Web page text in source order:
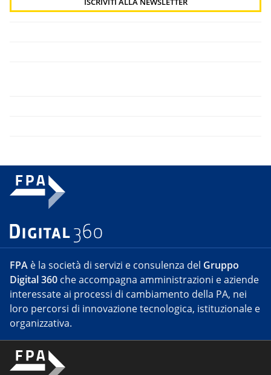
FPA è la società di servizi e consulenza del Gruppo
Digital 360 che accompagna amministrazioni e aziende
interessate ai processi di cambiamento della PA, nei
loro percorsi di innovazione tecnologica, istituzionale e
organizzativa.